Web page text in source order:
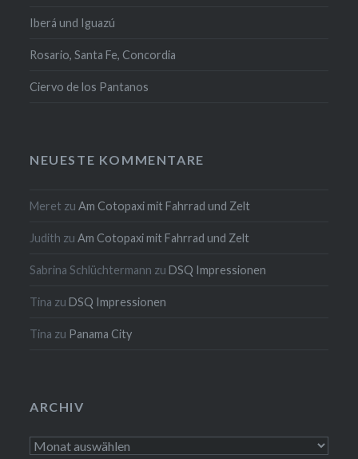
Iberá und Iguazú
Rosario, Santa Fe, Concordia
Ciervo de los Pantanos
NEUESTE KOMMENTARE
Meret zuAm Cotopaxi mit Fahrrad und Zelt
Judith zuAm Cotopaxi mit Fahrrad und Zelt
Sabrina Schlüchtermann zuDSQ Impressionen
Tina zuDSQ Impressionen
Tina zu Panama City
ARCHIV
Archiv